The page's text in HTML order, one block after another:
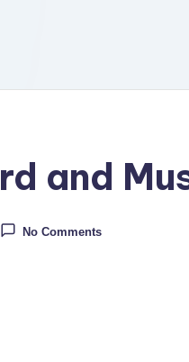
and
No Comments